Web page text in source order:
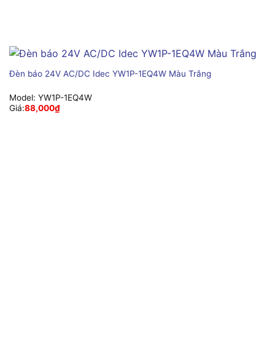
Đèn báo 24V AC/DC Idec YW1P-1EQ4W Màu Trắng
Model: YW1P-1EQ4W
Giá:88,000₫